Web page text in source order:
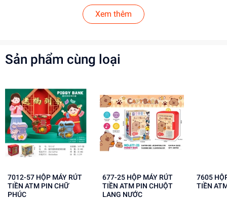
Hướng Dẫn Sử Dụng
Đọc kỹ hướng dẫn trước khi sử dụng
Lợi Ích Phát Triển
Phát triển tư duy và sáng tạo
Rèn luyện kỹ năng giải quyết vấn đề
Giúp bé tự tin và kiên nhẫn
Mua ngay tạidochoitinphat.com, chúng tôi cung cấp giá sỉ
cho khách buôn. Liên hệ ngay để biết thêm thông tin!
Xem thêm
Sản phẩm cùng loại
7012-57 HỘP MÁY RÚT
TIỀN ATM PIN CHỮ
PHÚC
677-25 HỘP MÁY RÚT
TIỀN ATM PIN CHUỘT
LANG NƯỚC
7605 HỘP MÁY RÚT
TIỀN